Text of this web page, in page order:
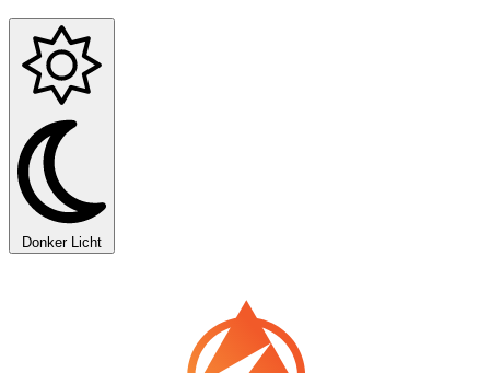
Donker Licht